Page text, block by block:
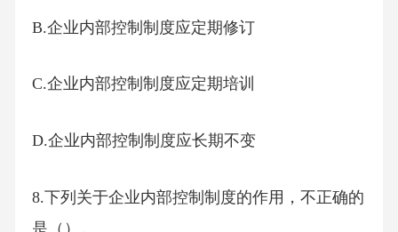
B.企业内部控制制度应定期修订
C.企业内部控制制度应定期培训
D.企业内部控制制度应长期不变
8.下列关于企业内部控制制度的作用，不正确的
是（）。